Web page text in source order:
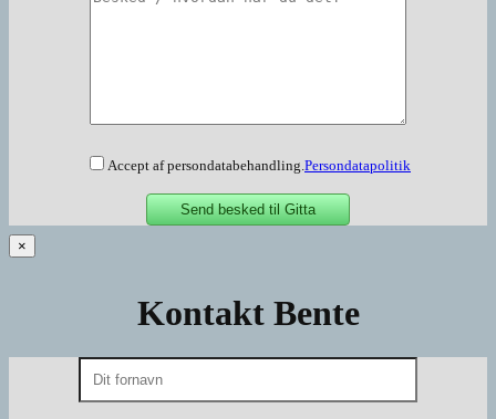
Accept af persondatabehandling.Persondatapolitik
×
Kontakt Bente